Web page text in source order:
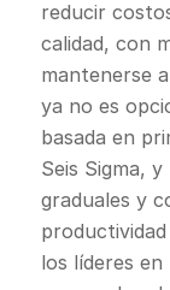
reducir
calidad, con
mantenerse
ya no es
basada en
Seis Sigma, y
graduales y
los líderes